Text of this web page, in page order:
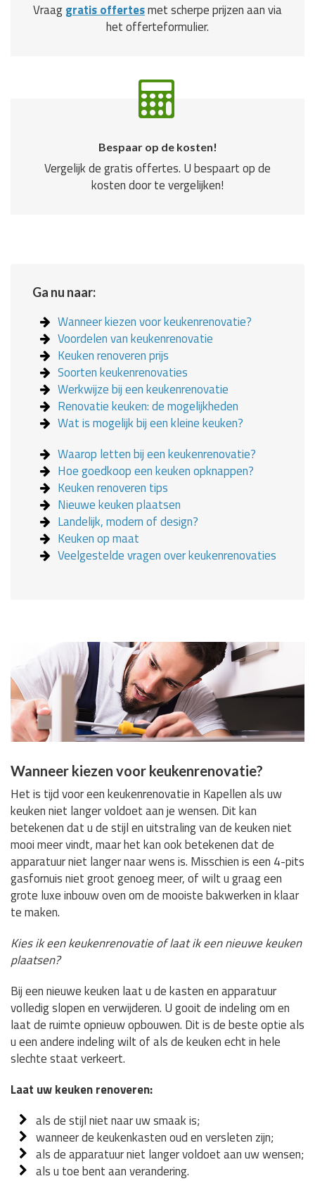
Vraaggratis offertesmet scherpe prijzen aan via
het offerteformulier.
Bespaar op de kosten!
Vergelijk de gratis offertes. U bespaart op de
kosten door te vergelijken!
Ga nu naar:
Wanneer kiezen voor keukenrenovatie?
Voordelen van keukenrenovatie
Keuken renoveren prijs
Soorten keukenrenovaties
Werkwijze bij een keukenrenovatie
Renovatie keuken: de mogelijkheden
Wat is mogelijk bij een kleine keuken?
Waarop letten bij een keukenrenovatie?
Hoe goedkoop een keuken opknappen?
Keuken renoveren tips
Nieuwe keuken plaatsen
Landelijk, modern of design?
Keuken op maat
Veelgestelde vragen over keukenrenovaties
Wanneer kiezen voor keukenrenovatie?
Het is tijd voor een keukenrenovatie in Kapellen als uw
keuken niet langer voldoet aan je wensen. Dit kan
betekenen dat u de stijl en uitstraling van de keuken niet
mooi meer vindt, maar het kan ook betekenen dat de
apparatuur niet langer naar wens is. Misschien is een 4-pits
gasfornuis niet groot genoeg meer, of wilt u graag een
grote luxe inbouw oven om de mooiste bakwerken in klaar
te maken.
Kies ik een keukenrenovatie of laat ik een nieuwe keuken
plaatsen?
Bij een nieuwe keuken laat u de kasten en apparatuur
volledig slopen en verwijderen. U gooit de indeling om en
laat de ruimte opnieuw opbouwen. Dit is de beste optie als
u een andere indeling wilt of als de keuken echt in hele
slechte staat verkeert.
Laat uw keuken renoveren:
als de stijl niet naar uw smaak is;
wanneer de keukenkasten oud en versleten zijn;
als de apparatuur niet langer voldoet aan uw wensen;
als u toe bent aan verandering.